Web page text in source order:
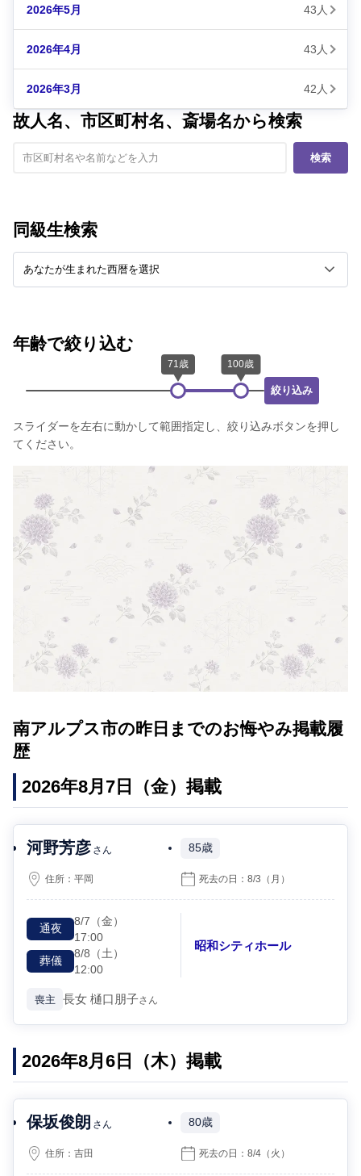
2026年5月 43人
2026年4月 43人
2026年3月 42人
故人名、市区町村名、斎場名から検索
検索
同級生検索
年齢で絞り込む
絞り込み
スライダーを左右に動かして範囲指定し、絞り込みボタンを押し
てください。
南アルプス市の昨日までのお悔やみ掲載履
歴
2026年8月7日（金）掲載
河野芳彦 さん 85歳
住所：平岡 死去の日：8/3 （月）
通夜
8/7 （金）
17:00
葬儀
8/8 （土）
12:00
昭和シティホール
喪主 長女 樋口朋子さん
2026年8月6日（木）掲載
保坂俊朗 さん 80歳
住所：吉田 死去の日：8/4 （火）